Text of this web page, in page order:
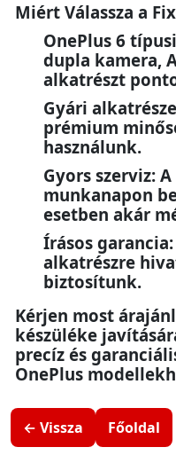
Miért Válassza a
OnePlus 6
dupla kamera,
alkatrészt
Gyári
prémium
használunk.
Gyors szerviz:
munkanapon
esetben akár
Írásos
alkatrészre
biztosítunk.
Kérjen most
készüléke
precíz és
OnePlus
← Vissza Főoldal